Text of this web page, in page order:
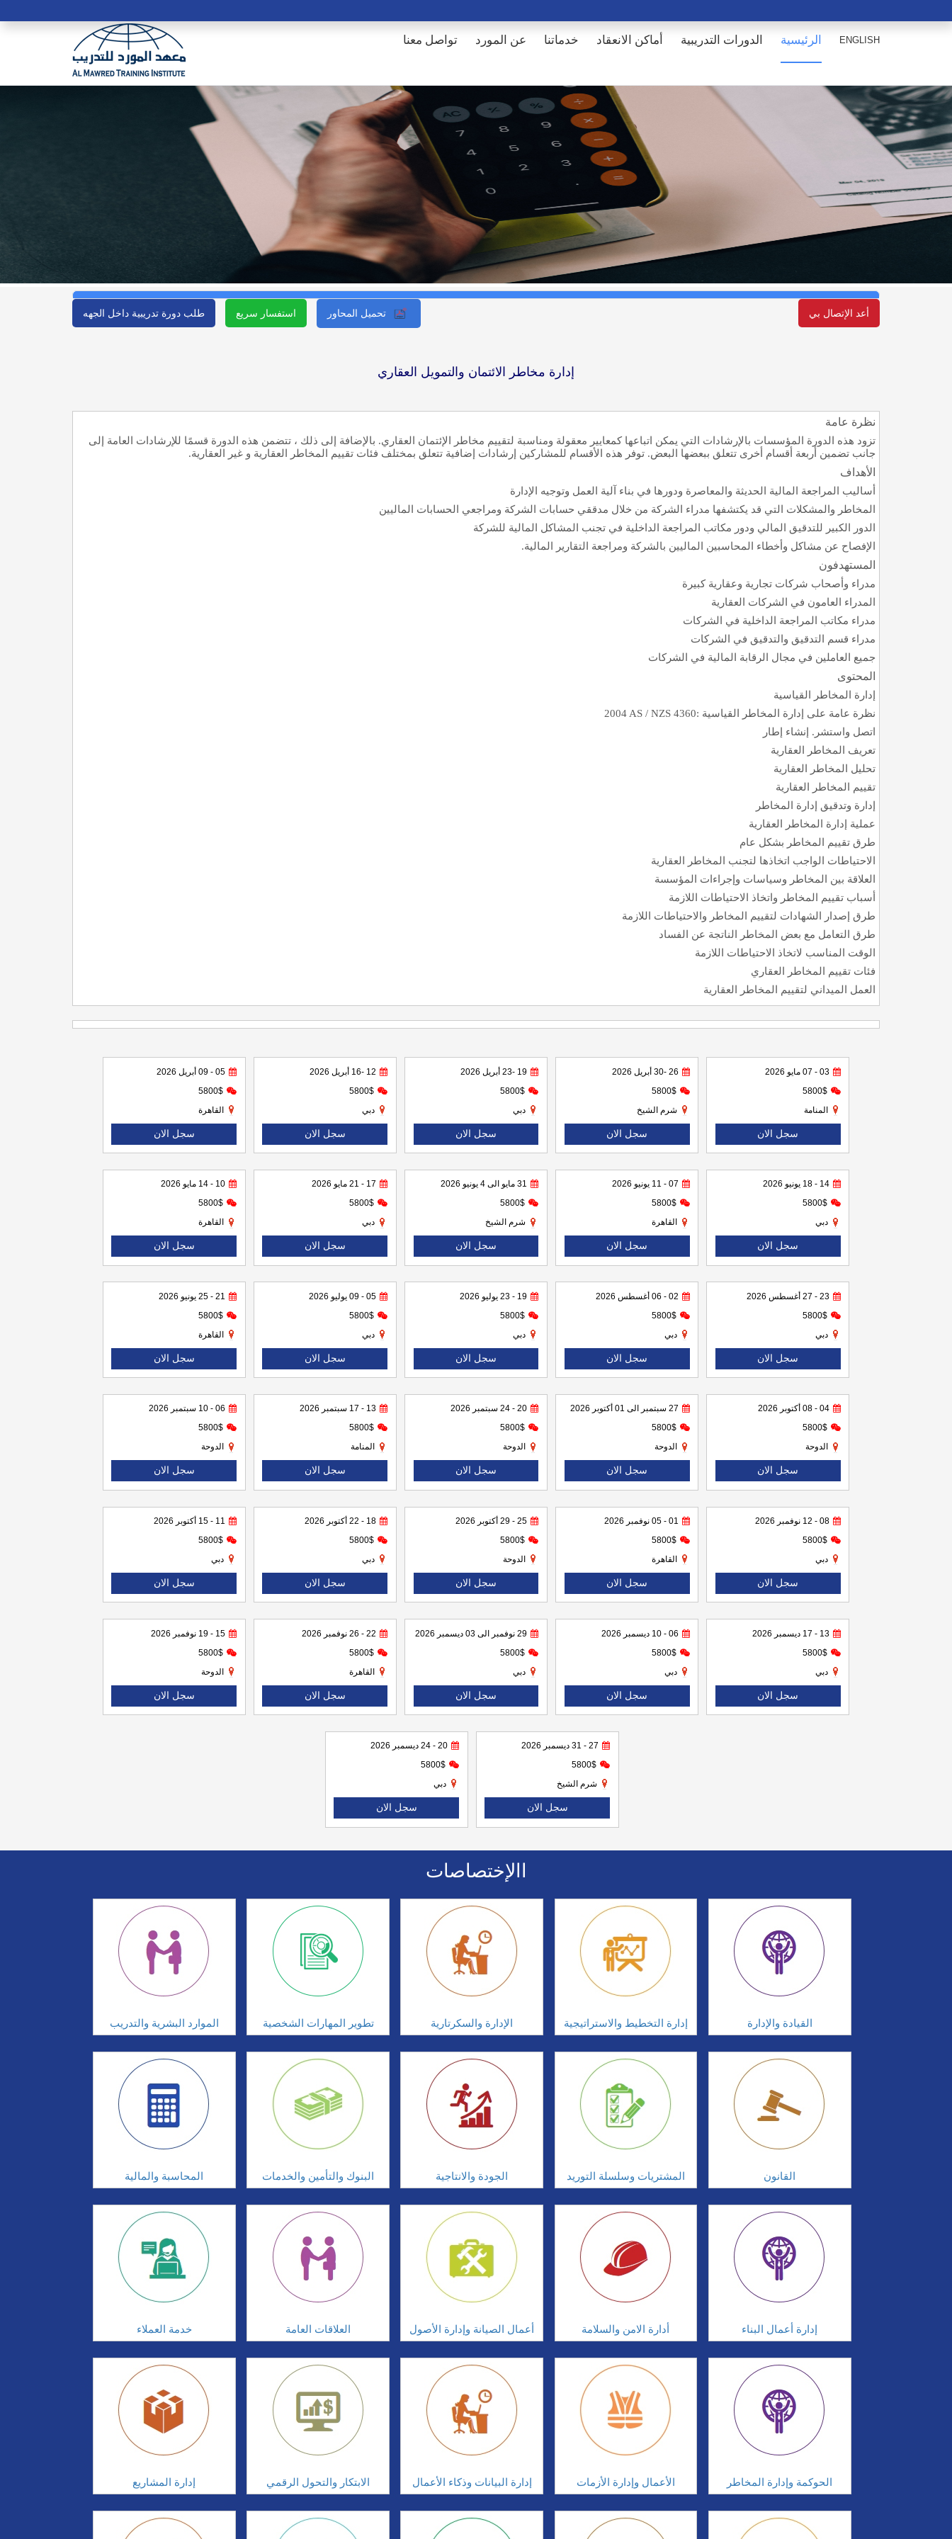
تواصل معنا عن المورد خدماتنا أماكن الانعقاد الدورات التدريبية الرئيسية ENGLISH
طلب دورة تدريبية داخل الجهه استفسار سريع أعد الإتصال بي
إدارة مخاطر الائتمان والتمويل العقاري
نظرة عامة
تزود هذه الدورة المؤسسات بالإرشادات التي يمكن اتباعها كمعايير معقولة ومناسبة لتقييم مخاطر الإئتمان العقاري. بالإضافة إلى ذلك ، تتضمن هذه الدورة قسمًا للإرشادات العامة إلى
جانب تضمين أربعة أقسام أخرى تتعلق ببعضها البعض. توفر هذه الأقسام للمشاركين إرشادات إضافية تتعلق بمختلف فئات تقييم المخاطر العقارية و غير العقارية.
الأهداف
أساليب المراجعة المالية الحديثة والمعاصرة ودورها في بناء آلية العمل وتوجيه الإدارة
المخاطر والمشكلات التي قد يكتشفها مدراء الشركة من خلال مدققي حسابات الشركة ومراجعي الحسابات الماليين
الدور الكبير للتدقيق المالي ودور مكاتب المراجعة الداخلية في تجنب المشاكل المالية للشركة
الإفصاح عن مشاكل وأخطاء المحاسبين الماليين بالشركة ومراجعة التقارير المالية.
المستهدفون
مدراء وأصحاب شركات تجارية وعقارية كبيرة
المدراء العامون في الشركات العقارية
مدراء مكاتب المراجعة الداخلية في الشركات
مدراء قسم التدقيق والتدقيق في الشركات
جميع العاملين في مجال الرقابة المالية في الشركات
المحتوى
إدارة المخاطر القياسية
2004 AS / NZS 4360: نظرة عامة على إدارة المخاطر القياسية
اتصل واستشر. إنشاء إطار
تعريف المخاطر العقارية
تحليل المخاطر العقارية
تقييم المخاطر العقارية
إدارة وتدقيق إدارة المخاطر
عملية إدارة المخاطر العقارية
طرق تقييم المخاطر بشكل عام
الاحتياطات الواجب اتخاذها لتجنب المخاطر العقارية
العلاقة بين المخاطر وسياسات وإجراءات المؤسسة
أسباب تقييم المخاطر واتخاذ الاحتياطات اللازمة
طرق إصدار الشهادات لتقييم المخاطر والاحتياطات اللازمة
طرق التعامل مع بعض المخاطر الناتجة عن الفساد
الوقت المناسب لاتخاذ الاحتياطات اللازمة
فئات تقييم المخاطر العقاري
العمل الميداني لتقييم المخاطر العقارية
05 - 09 أبريل 2026
5800$
القاهرة
سجل الان
12 -16 أبريل 2026
5800$
دبي
سجل الان
19 -23 أبريل 2026
5800$
دبي
سجل الان
26 -30 أبريل 2026
5800$
شرم الشيخ
سجل الان
03 - 07 مايو 2026
5800$
المنامة
سجل الان
10 - 14 مايو 2026
5800$
القاهرة
سجل الان
17 - 21 مايو 2026
5800$
دبي
سجل الان
31 مايو الى 4 يونيو 2026
5800$
شرم الشيخ
سجل الان
07 - 11 يونيو 2026
5800$
القاهرة
سجل الان
14 - 18 يونيو 2026
5800$
دبي
سجل الان
21 - 25 يونيو 2026
5800$
القاهرة
سجل الان
05 - 09 يوليو 2026
5800$
دبي
سجل الان
19 - 23 يوليو 2026
5800$
دبي
سجل الان
02 - 06 أغسطس 2026
5800$
دبي
سجل الان
23 - 27 أغسطس 2026
5800$
دبي
سجل الان
06 - 10 سبتمبر 2026
5800$
الدوحة
سجل الان
13 - 17 سبتمبر 2026
5800$
المنامة
سجل الان
20 - 24 سبتمبر 2026
5800$
الدوحة
سجل الان
27 سبتمبر الى 01 أكتوبر 2026
5800$
الدوحة
سجل الان
04 - 08 أكتوبر 2026
5800$
الدوحة
سجل الان
11 - 15 أكتوبر 2026
5800$
دبي
سجل الان
18 - 22 أكتوبر 2026
5800$
دبي
سجل الان
25 - 29 أكتوبر 2026
5800$
الدوحة
سجل الان
01 - 05 نوفمبر 2026
5800$
القاهرة
سجل الان
08 - 12 نوفمبر 2026
5800$
دبي
سجل الان
15 - 19 نوفمبر 2026
5800$
الدوحة
سجل الان
22 - 26 نوفمبر 2026
5800$
القاهرة
سجل الان
29 نوفمبر الى 03 ديسمبر 2026
5800$
دبي
سجل الان
06 - 10 ديسمبر 2026
5800$
دبي
سجل الان
13 - 17 ديسمبر 2026
5800$
دبي
سجل الان
20 - 24 ديسمبر 2026
5800$
دبي
سجل الان
27 - 31 ديسمبر 2026
5800$
شرم الشيخ
سجل الان
االإختصاصات
الموارد البشرية والتدريب تطوير المهارات الشخصية الإدارة والسكرتارية إدارة التخطيط والاستراتيجية القيادة والإدارة
المحاسبة والمالية البنوك والتأمين والخدمات الجودة والانتاجية المشتريات وسلسلة التوريد القانون
خدمة العملاء العلاقات العامة أعمال الصيانة وإدارة الأصول أدارة الامن والسلامة إدارة أعمال البناء
إدارة المشاريع الابتكار والتحول الرقمي إدارة البيانات وذكاء الأعمال الأعمال وإدارة الأزمات الحوكمة وإدارة المخاطر